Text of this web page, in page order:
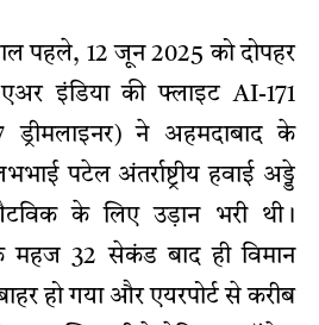
पहले, 12 जून 2025 को दोपहर
इंडिया की फ्लाइट AI-171
ड्रीमलाइनर) ने अहमदाबाद के
पटेल अंतर्राष्ट्रीय हवाई अड्डे
के लिए उड़ान भरी थी।
32 सेकंड बाद ही विमान
हो गया और एयरपोर्ट से करीब